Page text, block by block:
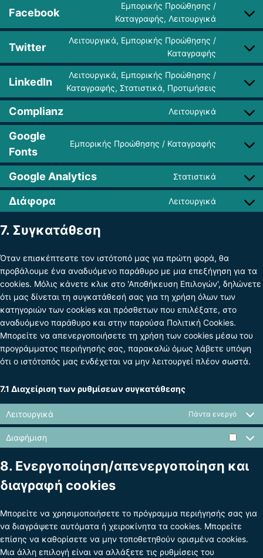
Facebook
Εμπορικής Προώθησης /
Καταγραφής, Λειτουργικά
Twitter
Λειτουργικά, Εμπορικής Προώθησης /
Καταγραφής
LinkedIn
Λειτουργικά, Εμπορικής Προώθησης /
Καταγραφής, Στατιστικά, Προτιμήσεις
Complianz Λειτουργικά
Google
Fonts
Εμπορικής Προώθησης / Καταγραφής
Google Analytics Στατιστικά
Διάφορα Λειτουργικά
7. Συγκατάθεση
Όταν επισκέπτεστε τον ιστότοπό μας για πρώτη φορά, θα
προβάλουμε ένα αναδυόμενο παράθυρο με μια επεξήγηση για τα
cookies. Μόλις κάνετε κλικ στο 'Αποθήκευση Επιλογών', δηλώνετε
ότι μας δίνεται τη συγκατάθεσή σας για τη χρήση όλων των
κατηγοριών των cookies και πρόσθετων που επιλέξατε, στο
αναδυόμενο παράθυρο και στην παρούσα Πολιτική Cookies.
Μπορείτε να απενεργοποιήσετε τη χρήση των cookies μέσω του
προγράμματος περιήγησής σας, παρακαλώ όμως λάβετε υπόψη
ότι ο ιστότοπός μας ενδέχεται να μην λειτουργεί πλέον σωστά.
7.1 Διαχείριση των ρυθμίσεων συγκατάθεσης
Λειτουργικά Πάντα ενεργό
Διαφήμιση
8. Ενεργοποίηση/απενεργοποίηση και
διαγραφή cookies
Μπορείτε να χρησιμοποιήσετε το πρόγραμμα περιήγησής σας για
να διαγράψετε αυτόματα ή χειροκίνητα τα cookies. Μπορείτε
επίσης να καθορίσετε να μην τοποθετηθούν ορισμένα cookies.
Μια άλλη επιλογή είναι να αλλάξετε τις ρυθμίσεις του